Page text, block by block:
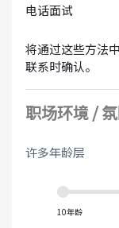
电话面试
将通过这些方法
联系时确认。
职场环境 /
许多年龄层
10年龄